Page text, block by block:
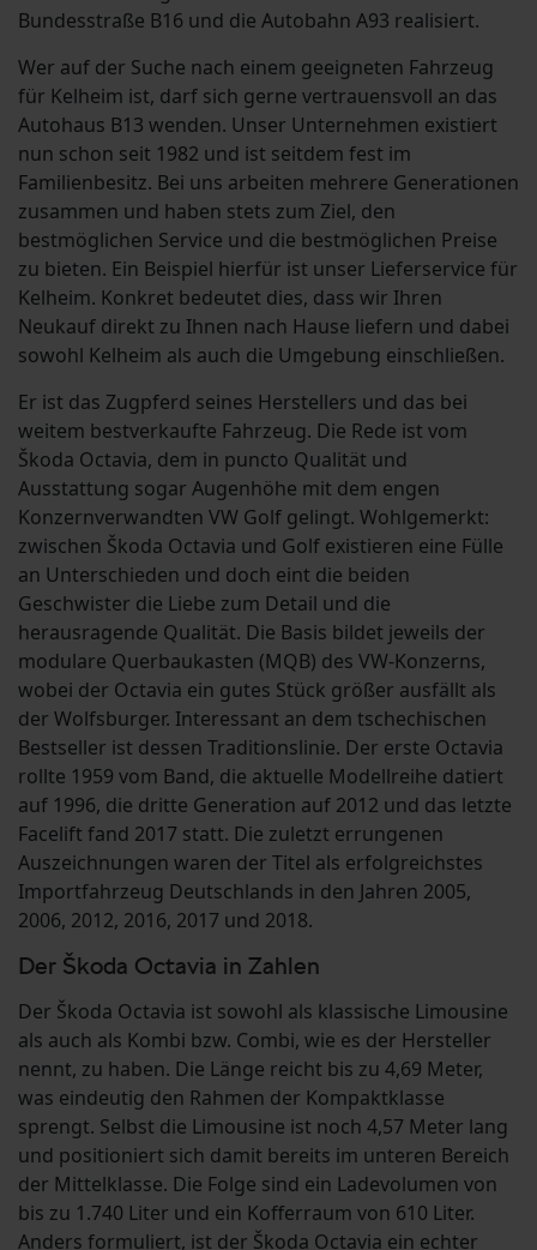
Bundesstraße B16 und die Autobahn A93 realisiert.
Wer auf der Suche nach einem geeigneten Fahrzeug
für Kelheim ist, darf sich gerne vertrauensvoll an das
Autohaus B13 wenden. Unser Unternehmen existiert
nun schon seit 1982 und ist seitdem fest im
Familienbesitz. Bei uns arbeiten mehrere Generationen
zusammen und haben stets zum Ziel, den
bestmöglichen Service und die bestmöglichen Preise
zu bieten. Ein Beispiel hierfür ist unser Lieferservice für
Kelheim. Konkret bedeutet dies, dass wir Ihren
Neukauf direkt zu Ihnen nach Hause liefern und dabei
sowohl Kelheim als auch die Umgebung einschließen.
Er ist das Zugpferd seines Herstellers und das bei
weitem bestverkaufte Fahrzeug. Die Rede ist vom
Škoda Octavia, dem in puncto Qualität und
Ausstattung sogar Augenhöhe mit dem engen
Konzernverwandten VW Golf gelingt. Wohlgemerkt:
zwischen Škoda Octavia und Golf existieren eine Fülle
an Unterschieden und doch eint die beiden
Geschwister die Liebe zum Detail und die
herausragende Qualität. Die Basis bildet jeweils der
modulare Querbaukasten (MQB) des VW-Konzerns,
wobei der Octavia ein gutes Stück größer ausfällt als
der Wolfsburger. Interessant an dem tschechischen
Bestseller ist dessen Traditionslinie. Der erste Octavia
rollte 1959 vom Band, die aktuelle Modellreihe datiert
auf 1996, die dritte Generation auf 2012 und das letzte
Facelift fand 2017 statt. Die zuletzt errungenen
Auszeichnungen waren der Titel als erfolgreichstes
Importfahrzeug Deutschlands in den Jahren 2005,
2006, 2012, 2016, 2017 und 2018.
Der Škoda Octavia in Zahlen
Der Škoda Octavia ist sowohl als klassische Limousine
als auch als Kombi bzw. Combi, wie es der Hersteller
nennt, zu haben. Die Länge reicht bis zu 4,69 Meter,
was eindeutig den Rahmen der Kompaktklasse
sprengt. Selbst die Limousine ist noch 4,57 Meter lang
und positioniert sich damit bereits im unteren Bereich
der Mittelklasse. Die Folge sind ein Ladevolumen von
bis zu 1.740 Liter und ein Kofferraum von 610 Liter.
Anders formuliert, ist der Škoda Octavia ein echter